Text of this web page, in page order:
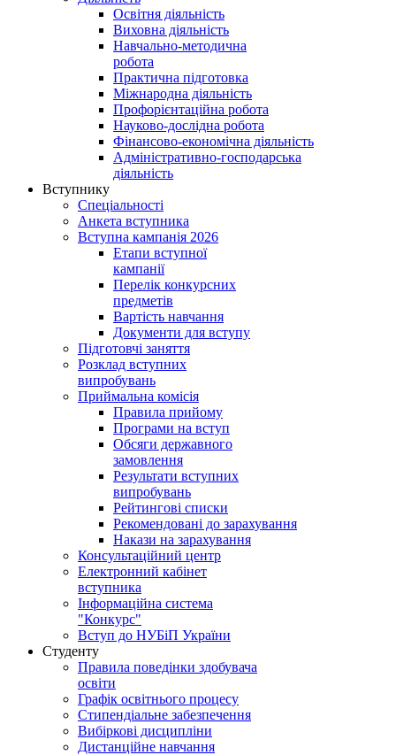
Освітня діяльність
Виховна діяльність
Навчально-методична
робота
Практична підготовка
Міжнародна діяльність
Профорієнтаційна робота
Науково-дослідна робота
Фінансово-економічна діяльність
Адміністративно-господарська
діяльність
Вступнику
Спеціальності
Анкета вступника
Вступна кампанія 2026
Етапи вступної
кампанії
Перелік конкурсних
предметів
Вартість навчання
Документи для вступу
Підготовчі заняття
Розклад вступних
випробувань
Приймальна комісія
Правила прийому
Програми на вступ
Обсяги державного
замовлення
Результати вступних
випробувань
Рейтингові списки
Рекомендовані до зарахування
Накази на зарахування
Консультаційний центр
Електронний кабінет
вступника
Інформаційна система
"Конкурс"
Вступ до НУБіП України
Студенту
Правила поведінки здобувача
освіти
Графік освітнього процесу
Стипендіальне забезпечення
Вибіркові дисципліни
Дистанційне навчання